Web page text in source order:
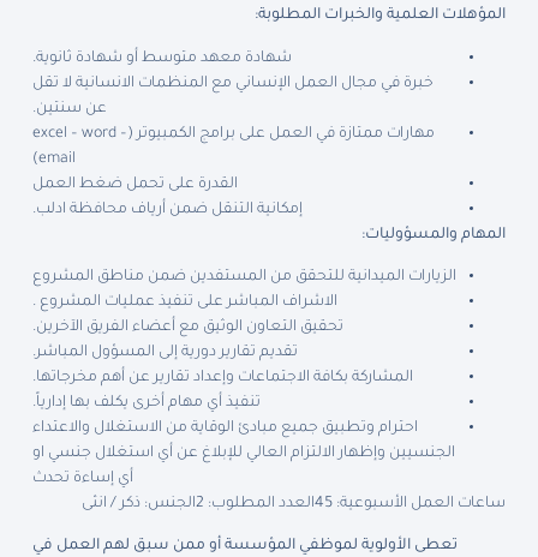
المؤهلات العلمية والخبرات المطلوبة:
شهادة معهد متوسط أو شهادة ثانوية.
خبرة في مجال العمل الإنساني مع المنظمات الانسانية لا تقل
عن سنتين.
مهارات ممتازة في العمل على برامج الكمبيوتر (excel – word –
email)
القدرة على تحمل ضغط العمل
إمكانية التنقل ضمن أرياف محافظة ادلب.
المهام والمسؤوليات:
الزيارات الميدانية للتحقق من المستفدين ضمن مناطق المشروع
الاشراف المباشر على تنفيذ عمليات المشروع .
تحقيق التعاون الوثيق مع أعضاء الفريق الآخرين.
تقديم تقارير دورية إلى المسؤول المباشر.
المشاركة بكافة الاجتماعات وإعداد تقارير عن أهم مخرجاتها.
تنفيذ أي مهام أخرى يكلف بها إدارياً.
احترام وتطبيق جميع مبادئ الوقاية من الاستغلال والاعتداء
الجنسيين وإظهار الالتزام العالي للإبلاغ عن أي استغلال جنسي او
أي إساءة تحدث
ساعات العمل الأسبوعية: 45
العدد المطلوب: 2 الجنس: ذكر / انثى
تعطى الأولوية لموظفي المؤسسة أو ممن سبق لهم العمل في